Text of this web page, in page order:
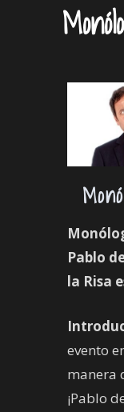
Pablo
la Risa
evento
manera
¡Pablo